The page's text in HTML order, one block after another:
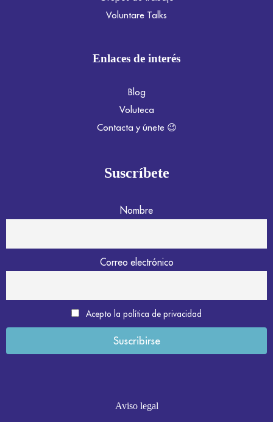
Voluntare Talks
Enlaces de interés
Blog
Voluteca
Contacta y únete 😉
Suscríbete
Nombre
Correo electrónico
Acepto la política de privacidad
Aviso legal